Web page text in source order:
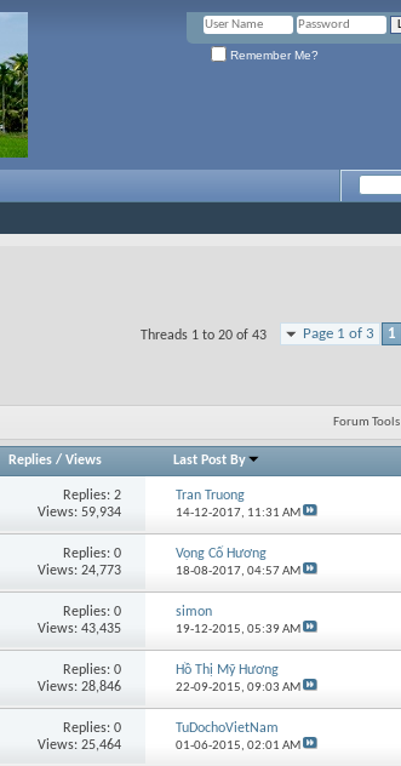
Remember Me?
Page 1 of 3 1
Threads 1 to 20 of 43
Forum Tools
Replies/ Views Last Post By
Replies: 2
Views: 59,934
Tran Truong
14-12-2017, 11:31 AM
Replies: 0
Views: 24,773
Vọng Cố Hương
18-08-2017, 04:57 AM
Replies: 0
Views: 43,435
simon
19-12-2015, 05:39 AM
Replies: 0
Views: 28,846
Hồ Thị Mỹ Hương
22-09-2015, 09:03 AM
Replies: 0
Views: 25,464
TuDochoVietNam
01-06-2015, 02:01 AM